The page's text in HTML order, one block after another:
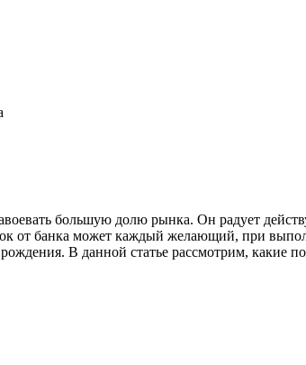
большую долю рынка. Он радует
от банка может каждый желающий, при
В данной статье рассмотрим, какие